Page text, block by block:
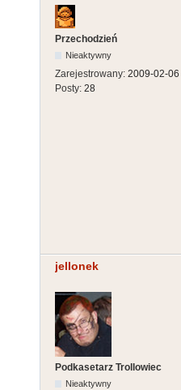
Przechodzień
Nieaktywny
Zarejestrowany: 2009-02-06
Posty: 28
jellonek
Podkasetarz Trollowiec
Nieaktywny